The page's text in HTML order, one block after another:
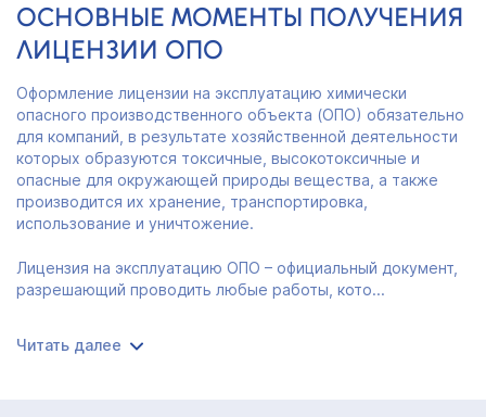
ОСНОВНЫЕ МОМЕНТЫ ПОЛУЧЕНИЯ
ЛИЦЕНЗИИ ОПО
Оформление лицензии на эксплуатацию химически
опасного производственного объекта (ОПО) обязательно
для компаний, в результате хозяйственной деятельности
которых образуются токсичные, высокотоксичные и
опасные для окружающей природы вещества, а также
производится их хранение, транспортировка,
использование и уничтожение.
Лицензия на эксплуатацию ОПО – официальный документ,
разрешающий проводить любые работы, кото...
Читать далее